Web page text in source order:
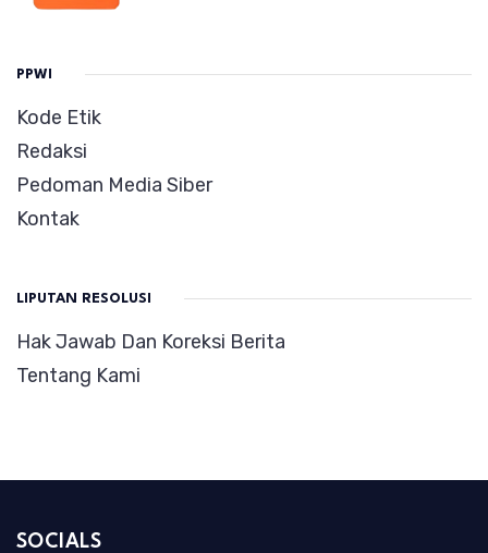
PPWI
Kode Etik
Redaksi
Pedoman Media Siber
Kontak
LIPUTAN RESOLUSI
Hak Jawab Dan Koreksi Berita
Tentang Kami
SOCIALS